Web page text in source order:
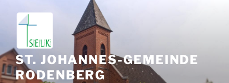
ST. JOHANNES-GEMEINDE
RODENBERG